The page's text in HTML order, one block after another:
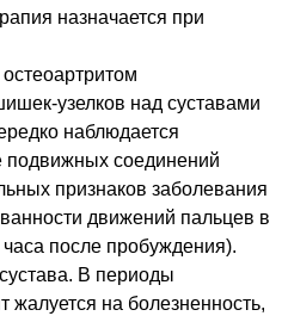
назначается при
узелков над суставами
наблюдается
соединений
признаков заболевания
движений пальцев в
после пробуждения).
В периоды
жалуется на болезненность,